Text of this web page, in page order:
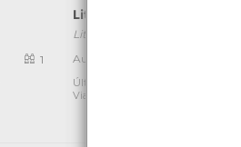
1
Littorina littorea
Littorina littorea
Autóctone
Última observação por: Nicole
Viana